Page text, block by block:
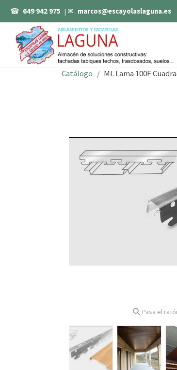
☎ 649 942 975 | ✉ marcos@escayolaslaguna.es
Catálogo Ml. Lama 100F
Pasa el